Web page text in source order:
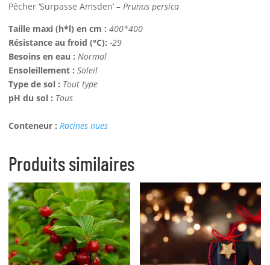
Pêcher ‘Surpasse Amsden’ –Prunus persica
Taille maxi (h*l) en cm :400*400
Résistance au froid (°C):-29
Besoins en eau :Normal
Ensoleillement :Soleil
Type de sol : Tout type
pH du sol : Tous
Conteneur :Racines nues
Produits similaires